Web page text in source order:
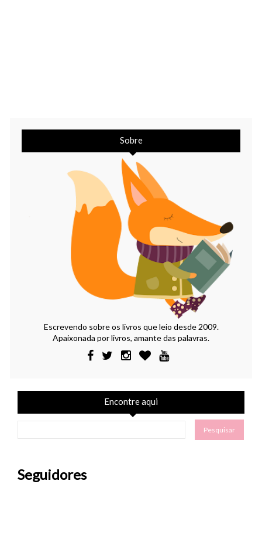
Sobre
Escrevendo sobre os livros que leio desde 2009.
Apaixonada por livros, amante das palavras.
Encontre aqui
Seguidores